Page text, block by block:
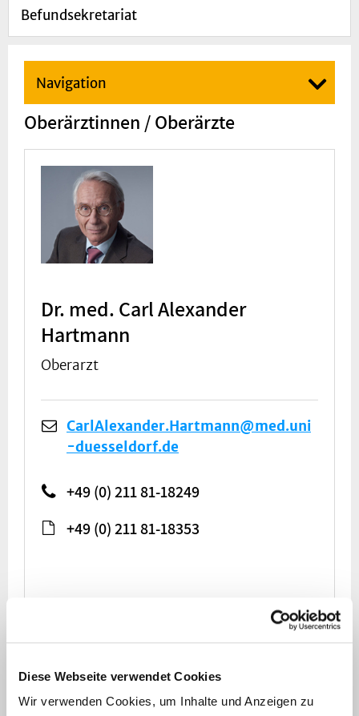
Diese Webseite verwendet Cookies
Wir verwenden Cookies, um Inhalte und Anzeigen zu
Befundsekretariat
Navigation
Oberärztinnen / Oberärzte
Dr. med. Carl Alexander
Hartmann
Oberarzt
CarlAlexander.Hartmann@med.uni
-duesseldorf.de
+49 (0) 211 81-18249
+49 (0) 211 81-18353